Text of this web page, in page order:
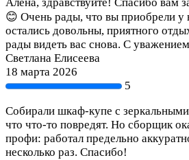
Алена, здравствуйте! Спасибо вам
😊 Очень рады, что вы приобрели у
остались довольны, приятного
рады видеть вас снова. С
Светлана Елисеева
18 марта 2026
5
Собирали шкаф-купе с
что что-то повредят. Но сборщик
профи: работал предельно
несколько раз. Спасибо!